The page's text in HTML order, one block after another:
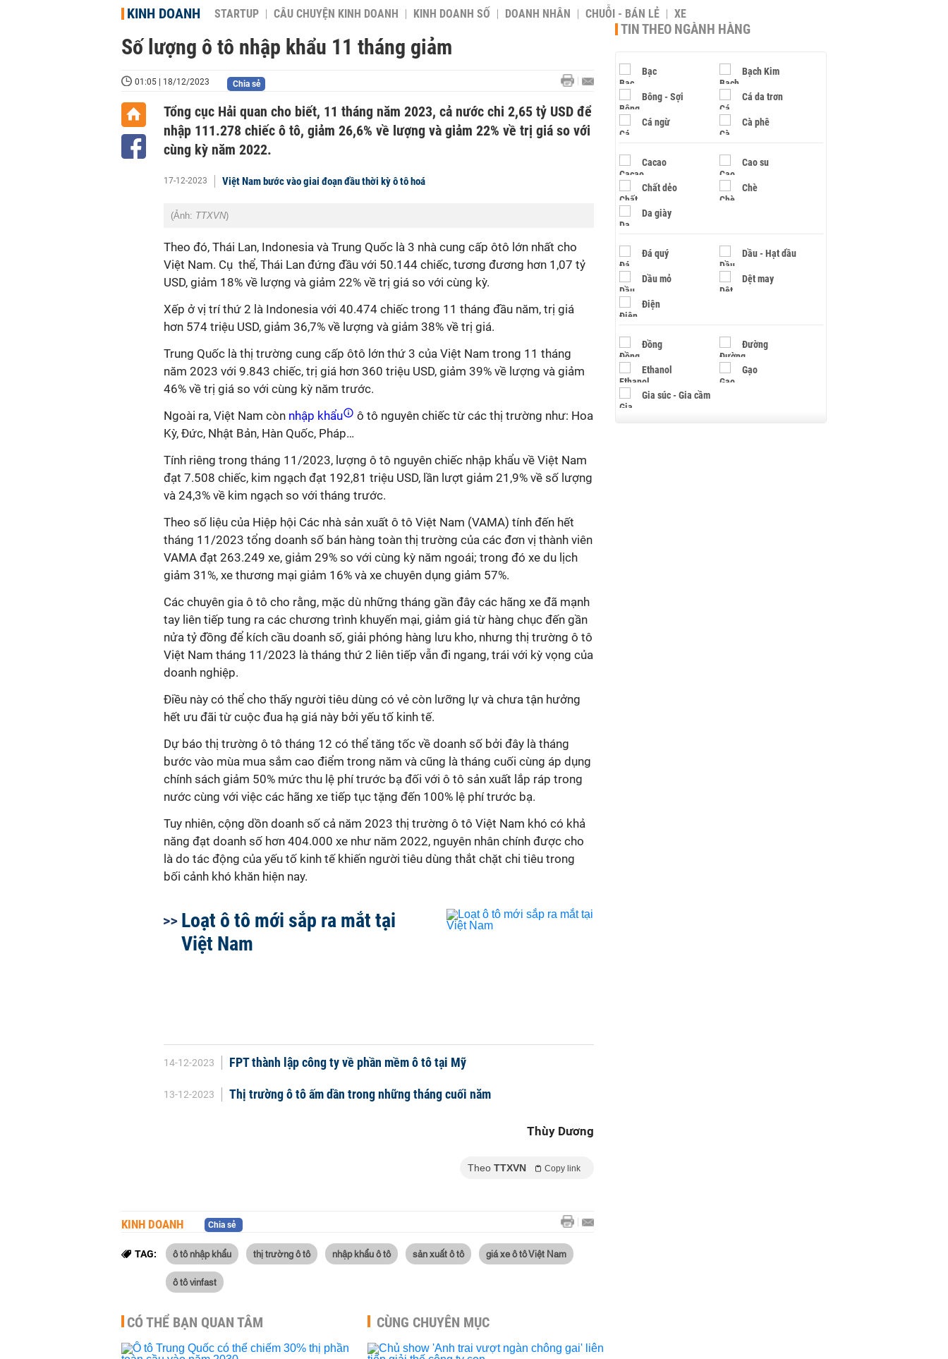
KINH DOANH STARTUP CÂU CHUYỆN KINH DOANH KINH DOANH SỐ DOANH NHÂN CHUỖI - BÁN LẺ XE
Số lượng ô tô nhập khẩu 11 tháng giảm
01:05 | 18/12/2023 Chia sẻ
Tổng cục Hải quan cho biết, 11 tháng năm 2023, cả nước chi 2,65 tỷ USD để
nhập 111.278 chiếc ô tô, giảm 26,6% về lượng và giảm 22% về trị giá so với
cùng kỳ năm 2022.
17-12-2023 Việt Nam bước vào giai đoạn đầu thời kỳ ô tô hoá
(Ảnh: TTXVN)
Theo đó, Thái Lan, Indonesia và Trung Quốc là 3 nhà cung cấp ôtô lớn nhất cho
Việt Nam. Cụ thể, Thái Lan đứng đầu với 50.144 chiếc, tương đương hơn 1,07 tỷ
USD, giảm 18% về lượng và giảm 22% về trị giá so với cùng kỳ.
Xếp ở vị trí thứ 2 là Indonesia với 40.474 chiếc trong 11 tháng đầu năm, trị giá
hơn 574 triệu USD, giảm 36,7% về lượng và giảm 38% về trị giá.
Trung Quốc là thị trường cung cấp ôtô lớn thứ 3 của Việt Nam trong 11 tháng
năm 2023 với 9.843 chiếc, trị giá hơn 360 triệu USD, giảm 39% về lượng và giảm
46% về trị giá so với cùng kỳ năm trước.
Ngoài ra, Việt Nam còn nhập khẩu
ô tô nguyên chiếc từ các thị trường như: Hoa
Kỳ, Đức, Nhật Bản, Hàn Quốc, Pháp…
Tính riêng trong tháng 11/2023, lượng ô tô nguyên chiếc nhập khẩu về Việt Nam
đạt 7.508 chiếc, kim ngạch đạt 192,81 triệu USD, lần lượt giảm 21,9% về số lượng
và 24,3% về kim ngạch so với tháng trước.
Theo số liệu của Hiệp hội Các nhà sản xuất ô tô Việt Nam (VAMA) tính đến hết
tháng 11/2023 tổng doanh số bán hàng toàn thị trường của các đơn vị thành viên
VAMA đạt 263.249 xe, giảm 29% so với cùng kỳ năm ngoái; trong đó xe du lịch
giảm 31%, xe thương mại giảm 16% và xe chuyên dụng giảm 57%.
Các chuyên gia ô tô cho rằng, mặc dù những tháng gần đây các hãng xe đã mạnh
tay liên tiếp tung ra các chương trình khuyến mại, giảm giá từ hàng chục đến gần
nửa tỷ đồng để kích cầu doanh số, giải phóng hàng lưu kho, nhưng thị trường ô tô
Việt Nam tháng 11/2023 là tháng thứ 2 liên tiếp vẫn đi ngang, trái với kỳ vọng của
doanh nghiệp.
Điều này có thể cho thấy người tiêu dùng có vẻ còn lưỡng lự và chưa tận hưởng
hết ưu đãi từ cuộc đua hạ giá này bởi yếu tố kinh tế.
Dự báo thị trường ô tô tháng 12 có thể tăng tốc về doanh số bởi đây là tháng
bước vào mùa mua sắm cao điểm trong năm và cũng là tháng cuối cùng áp dụng
chính sách giảm 50% mức thu lệ phí trước bạ đối với ô tô sản xuất lắp ráp trong
nước cùng với việc các hãng xe tiếp tục tặng đến 100% lệ phí trước bạ.
Tuy nhiên, cộng dồn doanh số cả năm 2023 thị trường ô tô Việt Nam khó có khả
năng đạt doanh số hơn 404.000 xe như năm 2022, nguyên nhân chính được cho
là do tác động của yếu tố kinh tế khiến người tiêu dùng thắt chặt chi tiêu trong
bối cảnh khó khăn hiện nay.
Loạt ô tô mới sắp ra mắt tại
Việt Nam
14-12-2023 FPT thành lập công ty về phần mềm ô tô tại Mỹ
13-12-2023 Thị trường ô tô ấm dần trong những tháng cuối năm
Thùy Dương
Theo TTXVN Copy link
KINH DOANH Chia sẻ
TAG: ô tô nhập khẩu thị trường ô tô nhập khẩu ô tô sản xuất ô tô giá xe ô tô Việt Nam
ô tô vinfast
CÓ THỂ BẠN QUAN TÂM CÙNG CHUYÊN MỤC
TIN THEO NGÀNH HÀNG
Bạc Bạch Kim
Bông - Sợi Cá da trơn
Cá ngừ Cà phê
Cacao Cao su
Chất dẻo Chè
Da giày
Đá quý Dầu - Hạt dầu
Dầu mỏ Dệt may
Điện
Đồng Đường
Ethanol Gạo
Gia súc - Gia cầm